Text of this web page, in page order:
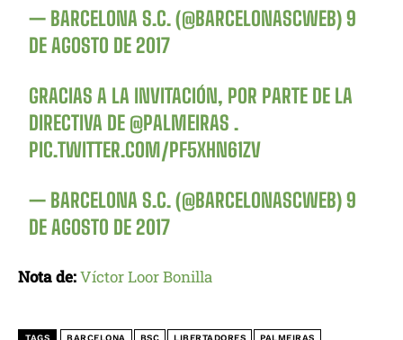
— BARCELONA S.C. (@BARCELONASCWEB)9
DE AGOSTO DE 2017
GRACIAS A LA INVITACIÓN, POR PARTE DE LA
DIRECTIVA DE @PALMEIRAS .
PIC.TWITTER.COM/PF5XHN61ZV
— BARCELONA S.C. (@BARCELONASCWEB)9
DE AGOSTO DE 2017
Nota de:Víctor Loor Bonilla
TAGS BARCELONA BSC LIBERTADORES PALMEIRAS